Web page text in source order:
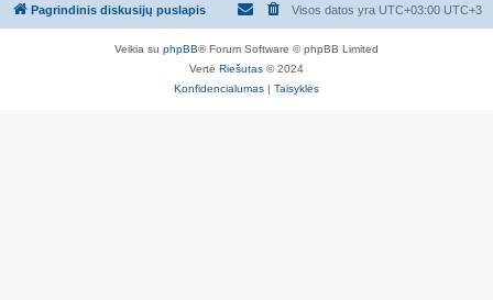
Pagrindinis diskusijų puslapis Visos datos yra UTC+03:00 UTC+3
Veikia su phpBB® Forum Software © phpBB Limited
Vertė Riešutas © 2024
Konfidencialumas | Taisyklės